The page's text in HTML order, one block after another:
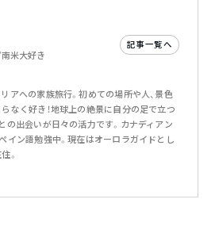
米大好き
記事一覧へ
アへの家族旅行。初めての場所や人、景色
なく好き！地球上の絶景に自分の足で立つ
の出会いが日々の活力です。カナディアン
イン語勉強中。現在はオーロラガイドとし
。